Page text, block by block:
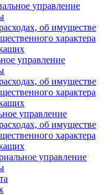
управление
об имуществе
характера
управление
об имуществе
характера
управление
об имуществе
характера
управление